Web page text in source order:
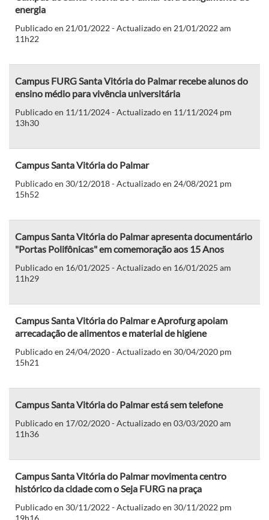
energia
Publicado en 21/01/2022 - Actualizado en 21/01/2022 am
11h22
Campus FURG Santa Vitória do Palmar recebe alunos do
ensino médio para vivência universitária
Publicado en 11/11/2024 - Actualizado en 11/11/2024 pm
13h30
Campus Santa Vitória do Palmar
Publicado en 30/12/2018 - Actualizado en 24/08/2021 pm
15h52
Campus Santa Vitória do Palmar apresenta documentário
"Portas Polifônicas" em comemoração aos 15 Anos
Publicado en 16/01/2025 - Actualizado en 16/01/2025 am
11h29
Campus Santa Vitória do Palmar e Aprofurg apoiam
arrecadação de alimentos e material de higiene
Publicado en 24/04/2020 - Actualizado en 30/04/2020 pm
15h21
Campus Santa Vitória do Palmar está sem telefone
Publicado en 17/02/2020 - Actualizado en 03/03/2020 am
11h36
Campus Santa Vitória do Palmar movimenta centro
histórico da cidade com o Seja FURG na praça
Publicado en 30/11/2022 - Actualizado en 30/11/2022 pm
19h16